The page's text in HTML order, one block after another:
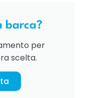
barca?
per
scelta.